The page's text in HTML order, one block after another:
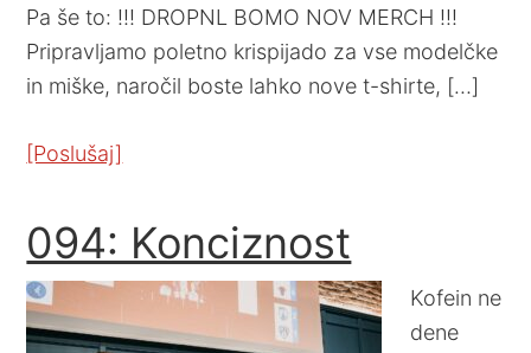
Pa še to: !!! DROPNL BOMO NOV MERCH !!!
Pripravljamo poletno krispijado za vse modelčke
in miške, naročil boste lahko nove t-shirte, […]
[Poslušaj]
094: Konciznost
Kofein ne
dene